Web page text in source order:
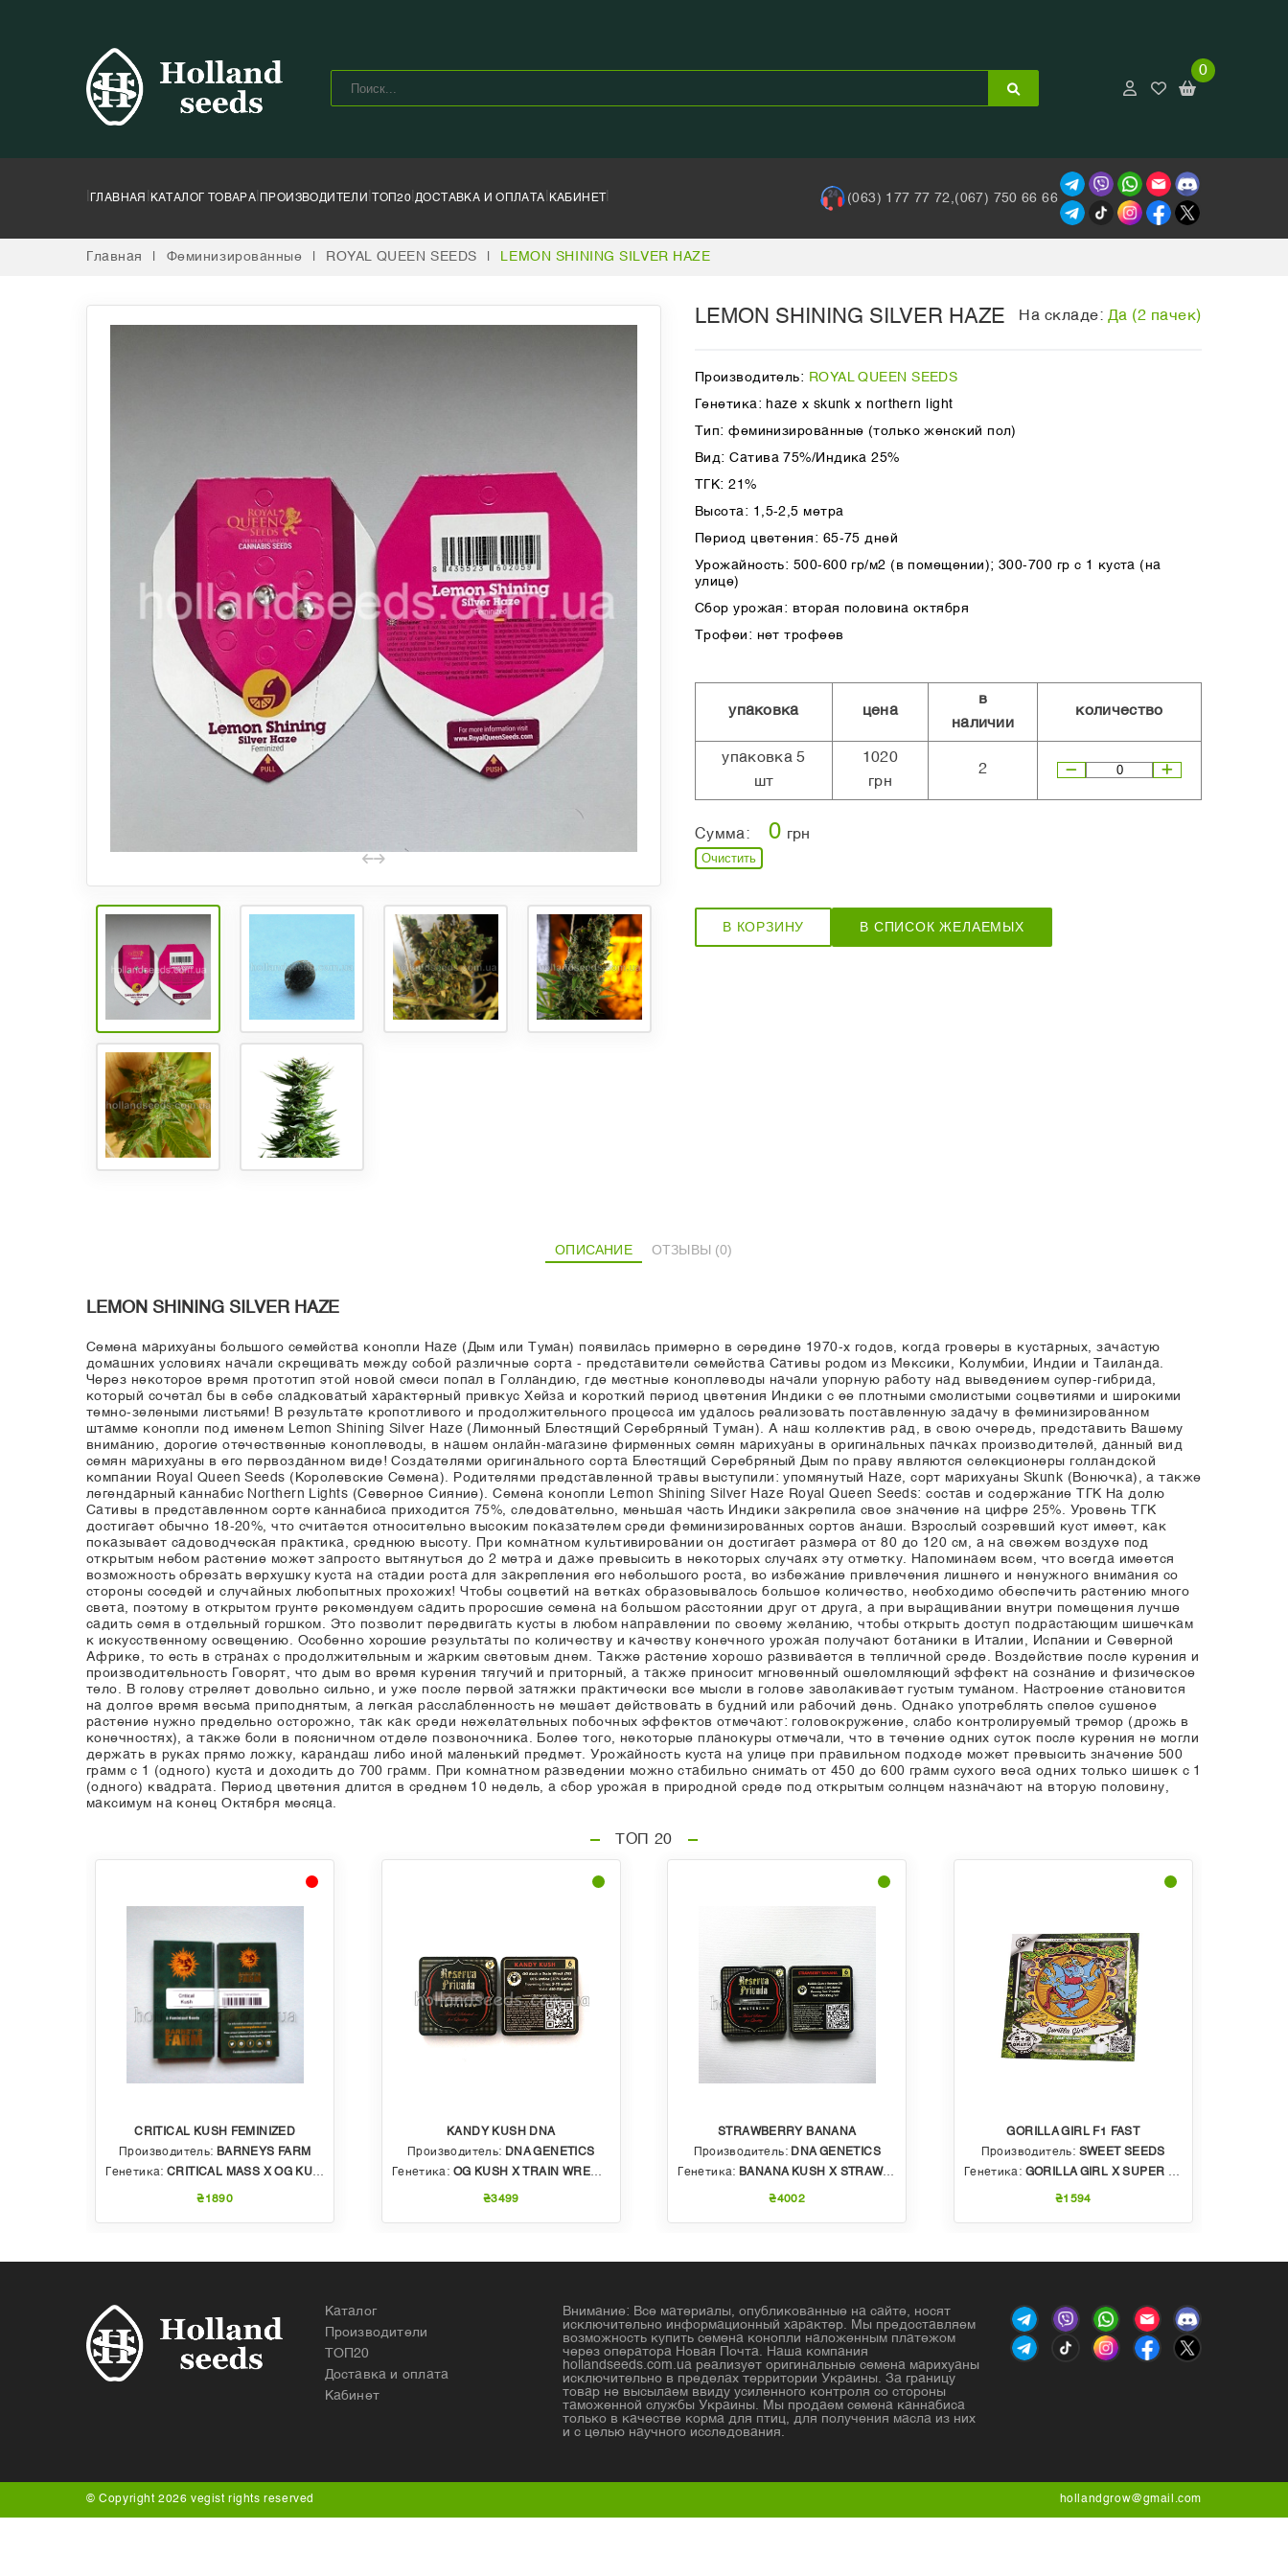
0
ГЛАВНАЯ КАТАЛОГ ТОВАРА ПРОИЗВОДИТЕЛИ | ТОП20 |ДОСТАВКА И ОПЛАТА КАБИНЕТ | (063) 177 77 72, (067) 750 66 66
Главная Феминизированные ROYAL QUEEN SEEDS LEMON SHINING SILVER HAZE
LEMON SHINING SILVER HAZE На складе: Да (2 пачек)
Производитель: ROYAL QUEEN SEEDS
Генетика: haze x skunk x northern light
Тип: феминизированные (только женский пол)
Вид: Сатива 75%/Индика 25%
ТГК: 21%
Высота: 1,5-2,5 метра
Период цветения: 65-75 дней
Урожайность: 500-600 гр/м2 (в помещении); 300-700 гр с 1 куста (на
улице)
Сбор урожая: вторая половина октября
Трофеи: нет трофеев
упаковка цена
в
наличии
количество
упаковка 5
шт
1020
грн
2
Сумма: 0 грн
Очистить
В КОРЗИНУ В СПИСОК ЖЕЛАЕМЫХ
ОПИСАНИЕ ОТЗЫВЫ (0)
LEMON SHINING SILVER HAZE
Семена марихуаны большого семейства конопли Haze (Дым или Туман) появилась примерно в середине 1970-х годов, когда гроверы в кустарных, зачастую
домашних условиях начали скрещивать между собой различные сорта - представители семейства Сативы родом из Мексики, Колумбии, Индии и Таиланда.
Через некоторое время прототип этой новой смеси попал в Голландию, где местные коноплеводы начали упорную работу над выведением супер-гибрида,
который сочетал бы в себе сладковатый характерный привкус Хейза и короткий период цветения Индики с ее плотными смолистыми соцветиями и широкими
темно-зелеными листьями! В результате кропотливого и продолжительного процесса им удалось реализовать поставленную задачу в феминизированном
штамме конопли под именем Lemon Shining Silver Haze (Лимонный Блестящий Серебряный Туман). А наш коллектив рад, в свою очередь, представить Вашему
вниманию, дорогие отечественные коноплеводы, в нашем онлайн-магазине фирменных семян марихуаны в оригинальных пачках производителей, данный вид
семян марихуаны в его первозданном виде! Создателями оригинального сорта Блестящий Серебряный Дым по праву являются селекционеры голландской
компании Royal Queen Seeds (Королевские Семена). Родителями представленной травы выступили: упомянутый Haze, сорт марихуаны Skunk (Вонючка), а также
легендарный каннабис Northern Lights (Северное Сияние). Семена конопли Lemon Shining Silver Haze Royal Queen Seeds: состав и содержание ТГК На долю
Сативы в представленном сорте каннабиса приходится 75%, следовательно, меньшая часть Индики закрепила свое значение на цифре 25%. Уровень ТГК
достигает обычно 18-20%, что считается относительно высоким показателем среди феминизированных сортов анаши. Взрослый созревший куст имеет, как
показывает садоводческая практика, среднюю высоту. При комнатном культивировании он достигает размера от 80 до 120 см, а на свежем воздухе под
открытым небом растение может запросто вытянуться до 2 метра и даже превысить в некоторых случаях эту отметку. Напоминаем всем, что всегда имеется
возможность обрезать верхушку куста на стадии роста для закрепления его небольшого роста, во избежание привлечения лишнего и ненужного внимания со
стороны соседей и случайных любопытных прохожих! Чтобы соцветий на ветках образовывалось большое количество, необходимо обеспечить растению много
света, поэтому в открытом грунте рекомендуем садить проросшие семена на большом расстоянии друг от друга, а при выращивании внутри помещения лучше
садить семя в отдельный горшком. Это позволит передвигать кусты в любом направлении по своему желанию, чтобы открыть доступ подрастающим шишечкам
к искусственному освещению. Особенно хорошие результаты по количеству и качеству конечного урожая получают ботаники в Италии, Испании и Северной
Африке, то есть в странах с продолжительным и жарким световым днем. Также растение хорошо развивается в тепличной среде. Воздействие после курения и
производительность Говорят, что дым во время курения тягучий и приторный, а также приносит мгновенный ошеломляющий эффект на сознание и физическое
тело. В голову стреляет довольно сильно, и уже после первой затяжки практически все мысли в голове заволакивает густым туманом. Настроение становится
на долгое время весьма приподнятым, а легкая расслабленность не мешает действовать в будний или рабочий день. Однако употреблять спелое сушеное
растение нужно предельно осторожно, так как среди нежелательных побочных эффектов отмечают: головокружение, слабо контролируемый тремор (дрожь в
конечностях), а также боли в поясничном отделе позвоночника. Более того, некоторые планокуры отмечали, что в течение одних суток после курения не могли
держать в руках прямо ложку, карандаш либо иной маленький предмет. Урожайность куста на улице при правильном подходе может превысить значение 500
грамм с 1 (одного) куста и доходить до 700 грамм. При комнатном разведении можно стабильно снимать от 450 до 600 грамм сухого веса одних только шишек с 1
(одного) квадрата. Период цветения длится в среднем 10 недель, а сбор урожая в природной среде под открытым солнцем назначают на вторую половину,
максимум на конец Октября месяца.
ТОП 20
CRITICAL KUSH FEMINIZED
Производитель: BARNEYS FARM
Генетика:CRITICAL MASS X OG KUSH
₴1890
KANDY KUSH DNA
Производитель: DNA GENETICS
Генетика: OG KUSH X TRAIN WRECK (T4)
₴3499
STRAWBERRY BANANA
Производитель: DNA GENETICS
Генетика: BANANA KUSH X STRAWBERRY PHENO OF BUBBLE GUM
₴4002
GORILLA GIRL F1 FAST
Производитель: SWEET SEEDS
Генетика: GORILLA GIRL X SUPER STRONG X SWEET GELATO AUTO
₴1594
Каталог
Производители
ТОП20
Доставка и оплата
Кабинет
Внимание: Все материалы, опубликованные на сайте, носят
исключительно информационный характер. Мы предоставляем
возможность купить семена конопли наложенным платежом
через оператора Новая Почта. Наша компания
hollandseeds.com.ua реализует оригинальные семена марихуаны
исключительно в пределах территории Украины. За границу
товар не высылаем ввиду усиленного контроля со стороны
таможенной службы Украины. Мы продаем семена каннабиса
только в качестве корма для птиц, для получения масла из них
и с целью научного исследования.
© Copyright 2026 vegist rights reserved hollandgrow@gmail.com